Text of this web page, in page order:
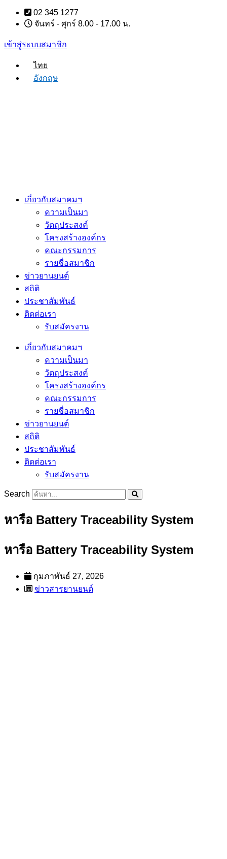
Skip
content
02 345 1277
จันทร์ - ศุกร์ 8.00 - 17.00 น.
เข้าสู่ระบบสมาชิก
ไทย
อังกฤษ
เกี่ยวกับสมาคมฯ
ความเป็นมา
วัตถุประสงค์
โครงสร้างองค์กร
คณะกรรมการ
รายชื่อสมาชิก
ข่าวยานยนต์
สถิติ
ประชาสัมพันธ์
ติดต่อเรา
รับสมัครงาน
เกี่ยวกับสมาคมฯ
ความเป็นมา
วัตถุประสงค์
โครงสร้างองค์กร
คณะกรรมการ
รายชื่อสมาชิก
ข่าวยานยนต์
สถิติ
ประชาสัมพันธ์
ติดต่อเรา
รับสมัครงาน
Search
หารือ Battery Traceability System
หารือ Battery Traceability System
กุมภาพันธ์ 27, 2026
ข่าวสารยานยนต์